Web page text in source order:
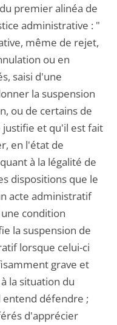
premier alinéa de
administrative : "
même de rejet,
ou en
saisi d'une
la suspension
ou de certains de
justifie et qu'il est fait
en l'état de
à la légalité de
dispositions que le
acte administratif
condition
la suspension de
lorsque celui-ci
grave et
la situation du
défendre ;
d'apprécier